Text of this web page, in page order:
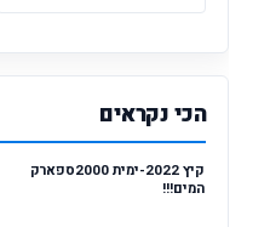
הכי נקראים
קיץ 2022-ימית 2000ספארק
המים!!!